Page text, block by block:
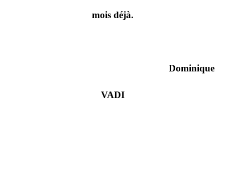
mois déjà.
Dominique
VADI